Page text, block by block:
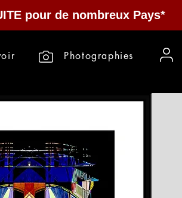
pour de nombreux Pays*
Photographies